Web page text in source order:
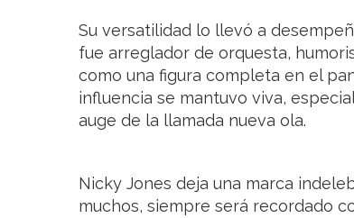
Su versatilidad lo llevó a
fue arreglador de orquesta,
como una figura completa en el
influencia se mantuvo viva,
auge de la llamada nueva ola.
Nicky Jones deja una marca
muchos, siempre será recordado